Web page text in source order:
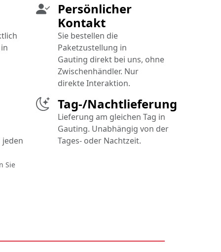
Tag-/Nachtlieferung
Lieferung am gleichen Tag in
Gauting. Unabhängig von der
Tages- oder Nachtzeit.
Persönlicher
Kontakt
Sie bestellen die
Paketzustellung in
Gauting direkt bei uns, ohne
Zwischenhändler. Nur
direkte Interaktion.
jeden
Sie